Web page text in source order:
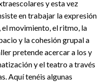
y esta vez
en trabajar la expresión
movimiento, el ritmo, la
y la cohesión grupal a
pretende acercar a los y
y el teatro a través
Aquí tenéis algunas